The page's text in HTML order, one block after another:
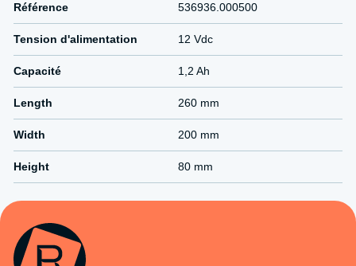
Référence 536936.000500
Tension d'alimentation 12 Vdc
Capacité 1,2 Ah
Length 260 mm
Width 200 mm
Height 80 mm